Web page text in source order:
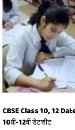
CBSE Class 10, 12 Date
10वीं-12वीं डेटशीट